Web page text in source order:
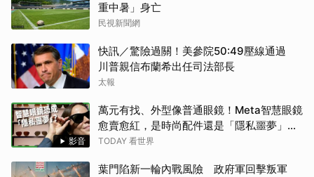
重中暑」身亡
民視新聞網
快訊／驚險過關！美參院50:49壓線通過
川普親信布蘭希出任司法部長
太報
影音
萬元有找、外型像普通眼鏡！Meta智慧眼鏡
愈賣愈紅，是時尚配件還是「隱私噩夢」？
【TODAY 看世界｜小發明大革命】
TODAY 看世界
葉門陷新一輪內戰風險 政府軍回擊叛軍